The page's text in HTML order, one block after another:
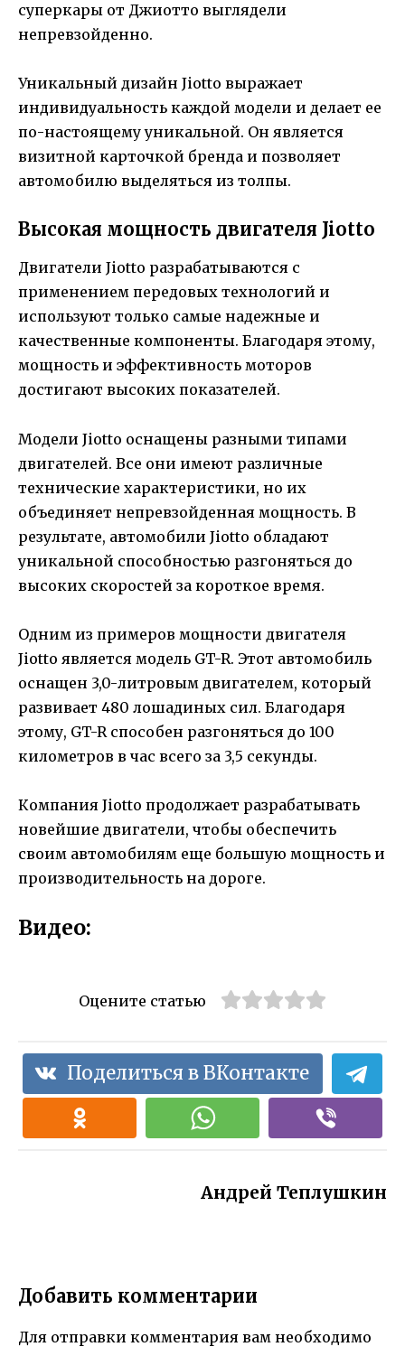
суперкары от Джиотто выглядели
непревзойденно.
Уникальный дизайн Jiotto выражает
индивидуальность каждой модели и делает ее
по-настоящему уникальной. Он является
визитной карточкой бренда и позволяет
автомобилю выделяться из толпы.
Высокая мощность двигателя Jiotto
Двигатели Jiotto разрабатываются с
применением передовых технологий и
используют только самые надежные и
качественные компоненты. Благодаря этому,
мощность и эффективность моторов
достигают высоких показателей.
Модели Jiotto оснащены разными типами
двигателей. Все они имеют различные
технические характеристики, но их
объединяет непревзойденная мощность. В
результате, автомобили Jiotto обладают
уникальной способностью разгоняться до
высоких скоростей за короткое время.
Одним из примеров мощности двигателя
Jiotto является модель GT-R. Этот автомобиль
оснащен 3,0-литровым двигателем, который
развивает 480 лошадиных сил. Благодаря
этому, GT-R способен разгоняться до 100
километров в час всего за 3,5 секунды.
Компания Jiotto продолжает разрабатывать
новейшие двигатели, чтобы обеспечить
своим автомобилям еще большую мощность и
производительность на дороге.
Видео:
Оцените статью
Поделиться в ВКонтакте
Андрей Теплушкин
Добавить комментарии
Для отправки комментария вам необходимо